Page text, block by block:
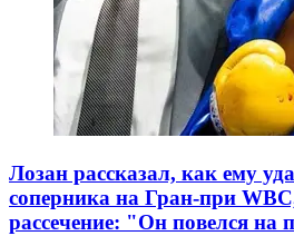
Лозан рассказал, как ему
соперника на Гран-при
рассечение: "Он повелся на